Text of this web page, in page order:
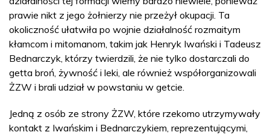
prawie nikt z jego żołnierzy nie przeżył okupacji. Ta
okoliczność ułatwiła po wojnie działalność rozmaitym
kłamcom i mitomanom, takim jak Henryk Iwański i Tadeusz
Bednarczyk, którzy twierdzili, że nie tylko dostarczali do
getta broń, żywność i leki, ale również współorganizowali
ŻZW i brali udział w powstaniu w getcie.
Jedną z osób ze strony ŻZW, które rzekomo utrzymywały
kontakt z Iwańskim i Bednarczykiem, reprezentującymi,